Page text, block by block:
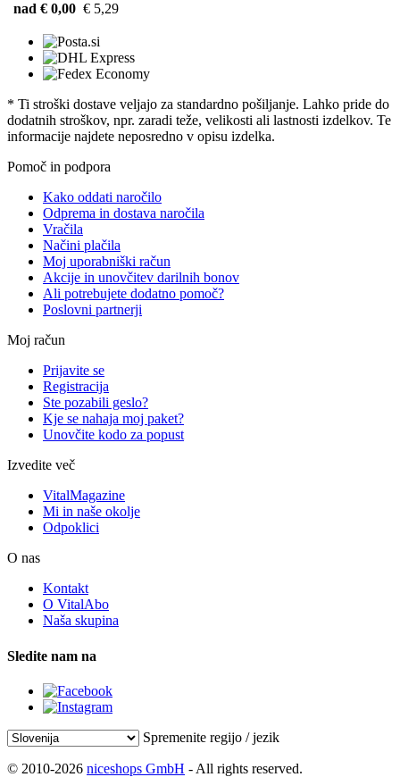
nad € 0,00 € 5,29
* Ti stroški dostave veljajo za standardno pošiljanje. Lahko pride do
dodatnih stroškov, npr. zaradi teže, velikosti ali lastnosti izdelkov. Te
informacije najdete neposredno v opisu izdelka.
Pomoč in podpora
Kako oddati naročilo
Odprema in dostava naročila
Vračila
Načini plačila
Moj uporabniški račun
Akcije in unovčitev darilnih bonov
Ali potrebujete dodatno pomoč?
Poslovni partnerji
Moj račun
Prijavite se
Registracija
Ste pozabili geslo?
Kje se nahaja moj paket?
Unovčite kodo za popust
Izvedite več
VitalMagazine
Mi in naše okolje
Odpoklici
O nas
Kontakt
O VitalAbo
Naša skupina
Sledite nam na
Spremenite regijo / jezik
© 2010-2026 niceshops GmbH - All rights reserved.